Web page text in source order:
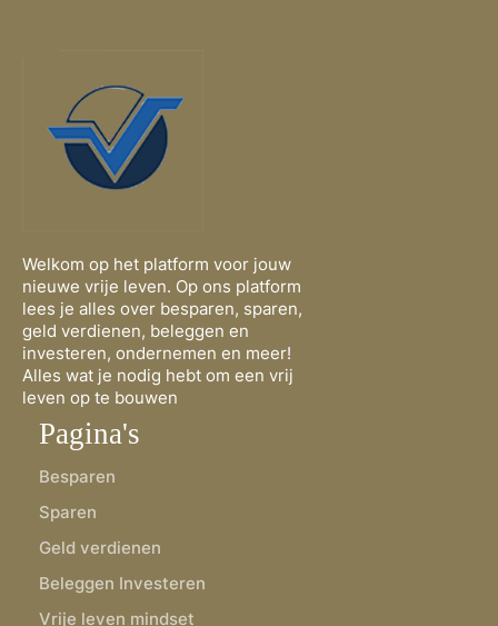
Welkom op het platform voor jouw
nieuwe vrije leven. Op ons platform
lees je alles over besparen, sparen,
geld verdienen, beleggen en
investeren, ondernemen en meer!
Alles wat je nodig hebt om een vrij
leven op te bouwen
Pagina's
Besparen
Sparen
Geld verdienen
Beleggen Investeren
Vrije leven mindset